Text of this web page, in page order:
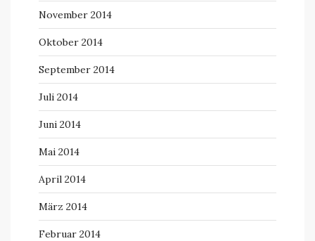
November 2014
Oktober 2014
September 2014
Juli 2014
Juni 2014
Mai 2014
April 2014
März 2014
Februar 2014